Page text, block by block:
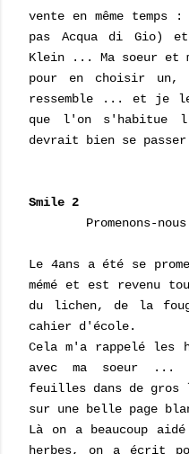
vente en même temps
pas Acqua di Gio)
Klein ... Ma soeur et
pour en choisir un,
ressemble ... et
que l'on s'habitue
devrait bien se
Smile 2
Promenons-
Le 4ans a été se
mémé et est revenu
du lichen, de la
cahier d'école.
Cela m'a rappelé
avec ma soeur ...
feuilles dans de
sur une belle page
Là on a beaucoup
herbes, on a écrit